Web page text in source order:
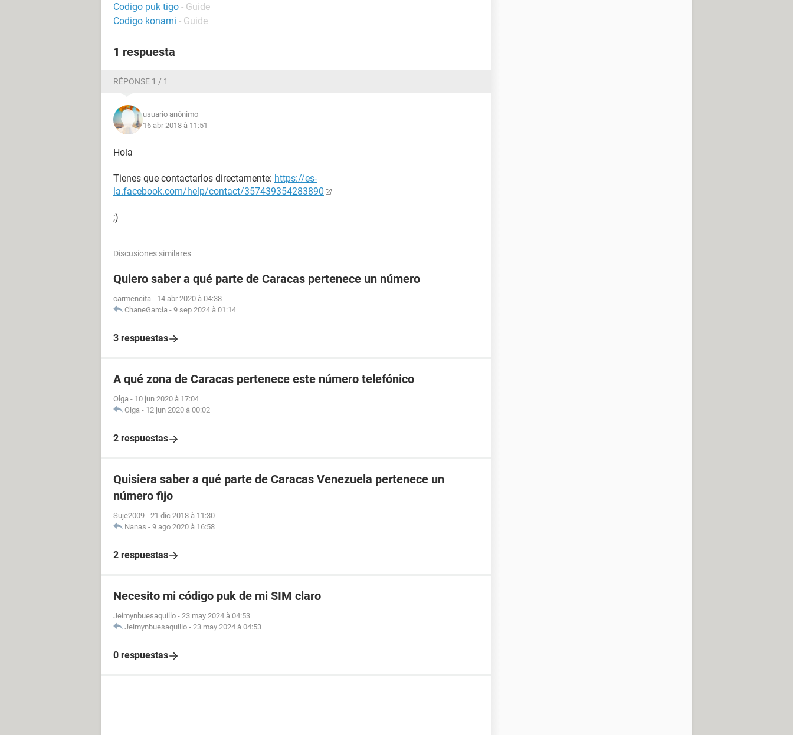
Codigo puk tigo - Guide
Codigo konami - Guide
1 respuesta
RÉPONSE 1 / 1
usuario anónimo
16 abr 2018 à 11:51
Hola
Tienes que contactarlos directamente: https://es-
la.facebook.com/help/contact/357439354283890
;)
Discusiones similares
Quiero saber a qué parte de Caracas pertenece un número
carmencita - 14 abr 2020 à 04:38
ChaneGarcia - 9 sep 2024 à 01:14
3 respuestas
A qué zona de Caracas pertenece este número telefónico
Olga - 10 jun 2020 à 17:04
Olga - 12 jun 2020 à 00:02
2 respuestas
Quisiera saber a qué parte de Caracas Venezuela pertenece un
número fijo
Suje2009 - 21 dic 2018 à 11:30
Nanas - 9 ago 2020 à 16:58
2 respuestas
Necesito mi código puk de mi SIM claro
Jeimynbuesaquillo - 23 may 2024 à 04:53
Jeimynbuesaquillo - 23 may 2024 à 04:53
0 respuestas